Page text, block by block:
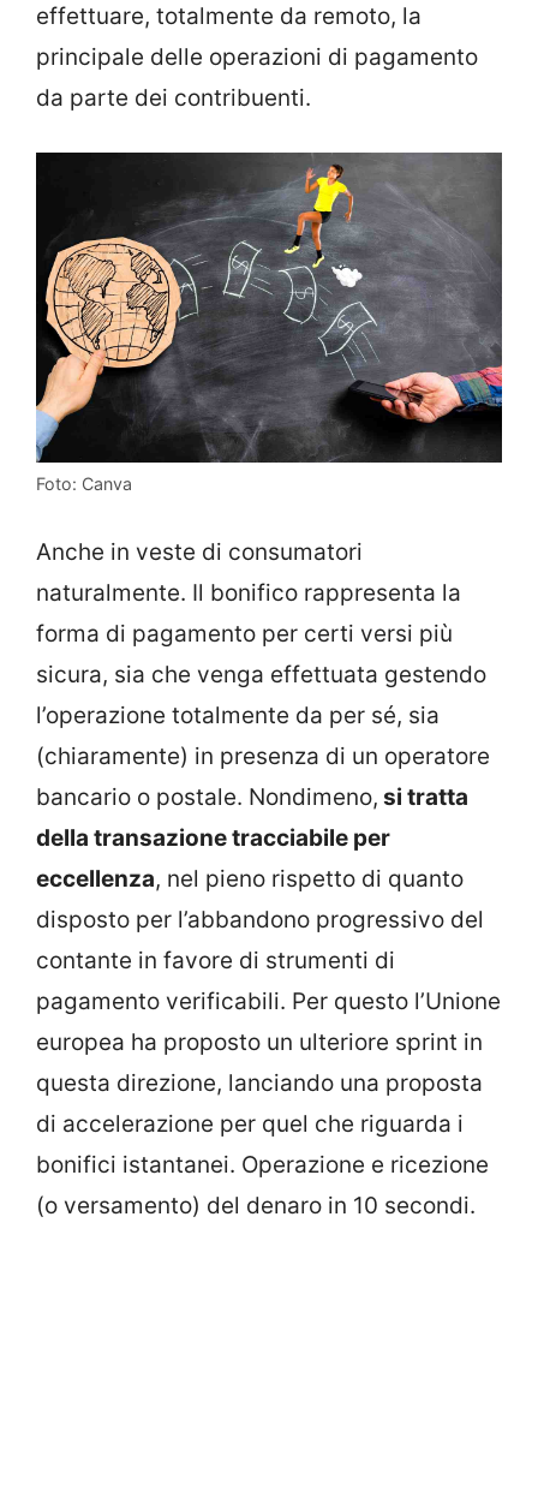
effettuare, totalmente da remoto, la
principale delle operazioni di pagamento
da parte dei contribuenti.
Foto: Canva
Anche in veste di consumatori
naturalmente. Il bonifico rappresenta la
forma di pagamento per certi versi più
sicura, sia che venga effettuata gestendo
l’operazione totalmente da per sé, sia
(chiaramente) in presenza di un operatore
bancario o postale. Nondimeno, si tratta
della transazione tracciabile per
eccellenza, nel pieno rispetto di quanto
disposto per l’abbandono progressivo del
contante in favore di strumenti di
pagamento verificabili. Per questo l’Unione
europea ha proposto un ulteriore sprint in
questa direzione, lanciando una proposta
di accelerazione per quel che riguarda i
bonifici istantanei. Operazione e ricezione
(o versamento) del denaro in 10 secondi.